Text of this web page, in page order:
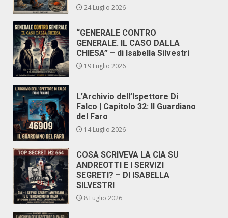
24 Luglio 2026
“GENERALE CONTRO
GENERALE. IL CASO DALLA
CHIESA” – di Isabella Silvestri
19 Luglio 2026
L’Archivio dell’Ispettore Di
Falco | Capitolo 32: Il Guardiano
del Faro
14 Luglio 2026
COSA SCRIVEVA LA CIA SU
ANDREOTTI E I SERVIZI
SEGRETI? – DI ISABELLA
SILVESTRI
8 Luglio 2026